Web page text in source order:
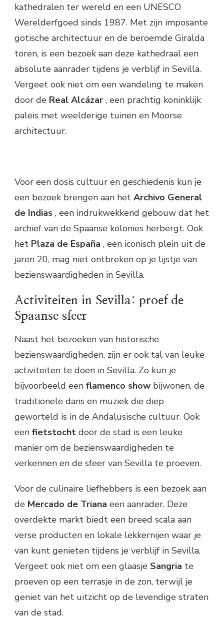
kathedralen ter wereld en een UNESCO
Werelderfgoed sinds 1987. Met zijn imposante
gotische architectuur en de beroemde Giralda
toren, is een bezoek aan deze kathedraal een
absolute aanrader tijdens je verblijf in Sevilla.
Vergeet ook niet om een wandeling te maken
door de Real Alcázar , een prachtig koninklijk
paleis met weelderige tuinen en Moorse
architectuur.
Voor een dosis cultuur en geschiedenis kun je
een bezoek brengen aan het Archivo General
de Indias , een indrukwekkend gebouw dat het
archief van de Spaanse kolonies herbergt. Ook
het Plaza de España , een iconisch plein uit de
jaren 20, mag niet ontbreken op je lijstje van
bezienswaardigheden in Sevilla.
Activiteiten in Sevilla: proef de
Spaanse sfeer
Naast het bezoeken van historische
bezienswaardigheden, zijn er ook tal van leuke
activiteiten te doen in Sevilla. Zo kun je
bijvoorbeeld een flamenco show bijwonen, de
traditionele dans en muziek die diep
geworteld is in de Andalusische cultuur. Ook
een fietstocht door de stad is een leuke
manier om de bezienswaardigheden te
verkennen en de sfeer van Sevilla te proeven.
Voor de culinaire liefhebbers is een bezoek aan
de Mercado de Triana een aanrader. Deze
overdekte markt biedt een breed scala aan
verse producten en lokale lekkernijen waar je
van kunt genieten tijdens je verblijf in Sevilla.
Vergeet ook niet om een glaasje Sangria te
proeven op een terrasje in de zon, terwijl je
geniet van het uitzicht op de levendige straten
van de stad.